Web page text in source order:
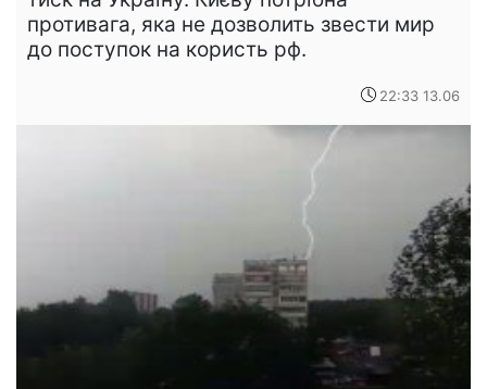
противага, яка не дозволить звести мир
до поступок на користь рф.
22:33 13.06